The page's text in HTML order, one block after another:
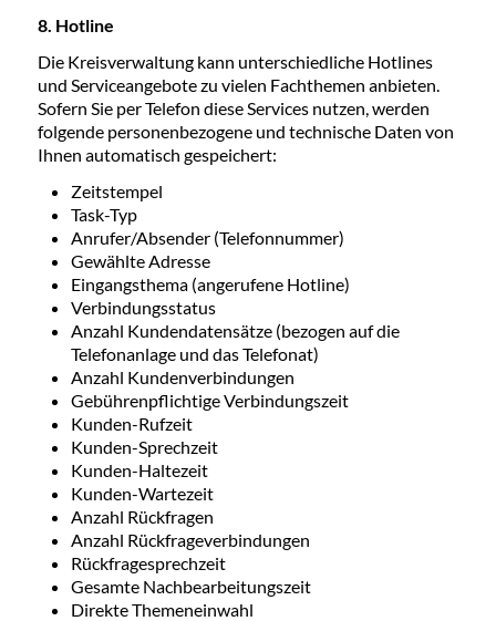
8. Hotline
Die Kreisverwaltung kann unterschiedliche Hotlines
und Serviceangebote zu vielen Fachthemen anbieten.
Sofern Sie per Telefon diese Services nutzen, werden
folgende personenbezogene und technische Daten von
Ihnen automatisch gespeichert:
Zeitstempel
Task-Typ
Anrufer/Absender (Telefonnummer)
Gewählte Adresse
Eingangsthema (angerufene Hotline)
Verbindungsstatus
Anzahl Kundendatensätze (bezogen auf die
Telefonanlage und das Telefonat)
Anzahl Kundenverbindungen
Gebührenpflichtige Verbindungszeit
Kunden-Rufzeit
Kunden-Sprechzeit
Kunden-Haltezeit
Kunden-Wartezeit
Anzahl Rückfragen
Anzahl Rückfrageverbindungen
Rückfragesprechzeit
Gesamte Nachbearbeitungszeit
Direkte Themeneinwahl